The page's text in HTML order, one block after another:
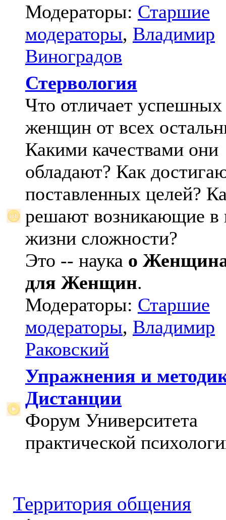
Модераторы: Старшие
модераторы, Владимир
Виноградов
Стервология
Что отличает успешных
женщин от всех
Какими качествами они
обладают? Как
поставленных целей?
решают возникающие в
жизни сложности?
Это -- наука о
для Женщин.
Модераторы: Старшие
модераторы, Владимир
Раковский
Упражнения и
Дистанции
Форум Университета
практической
Территория общения